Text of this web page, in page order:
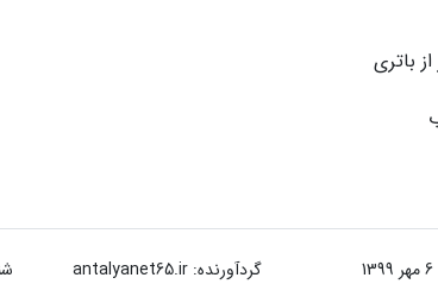
باتری
6 مهر 1399 گردآورنده:antalyanet65.ir